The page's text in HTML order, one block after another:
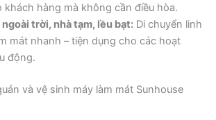
khách hàng mà không cần điều hòa.
trời, nhà tạm, lều bạt:Di chuyển linh
mát nhanh – tiện dụng cho các hoạt
động.
và vệ sinh máy làm mát Sunhouse